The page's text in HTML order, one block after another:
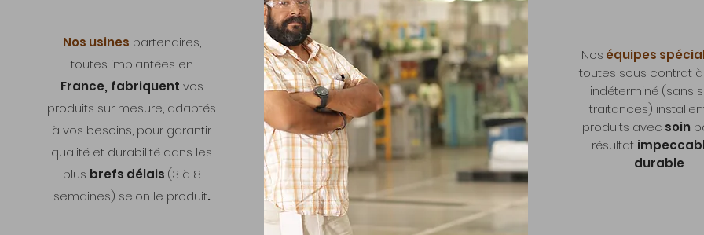
Nos usines partenaires,
toutes implantées en
France, fabriquent vos
produits sur mesure, adaptés
à vos besoins, pour garantir
qualité et durabilité dans les
plus brefs délais (3 à 8
semaines) selon le produit.
Nos équipes
toutes sous contrat
indéterminé (sans
traitances)
produits avec soin
résultat
durable.